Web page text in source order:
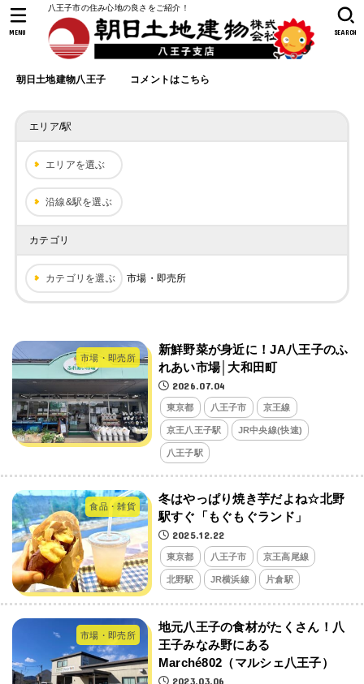
八王子市の住み心地の良さをご紹介！
朝日土地建物八王子 コメントはこちら
SEARCH
MENU
エリア/駅
エリアを選ぶ
沿線&駅を選ぶ
カテゴリ
カテゴリを選ぶ 市場・即売所
市場・即売所
新鮮野菜が身近に！JA八王子のふ
れあい市場│大和田町
2026.07.04
東京都 八王子市 京王線
京王八王子駅 JR中央線(快速)
八王子駅
食品・雑貨
冬はやっぱり焼き芋だよね☆北野
駅すぐ「もぐもぐランド」
2025.12.22
東京都 八王子市 京王高尾線
北野駅 JR横浜線 片倉駅
市場・即売所
地元八王子の食材がたくさん！八
王子みなみ野にある
Marché802（マルシェ八王子）
2023.03.06